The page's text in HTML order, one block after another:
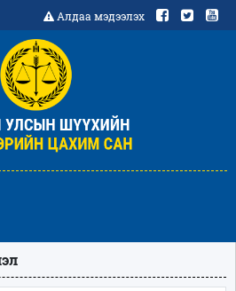
Алдаа мэдээлэх